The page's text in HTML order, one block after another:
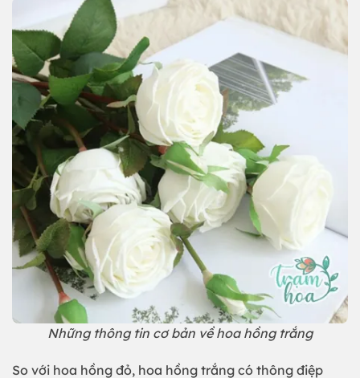
Những thông tin cơ bản về hoa hồng trắng
So với hoa hồng đỏ, hoa hồng trắng có thông điệp